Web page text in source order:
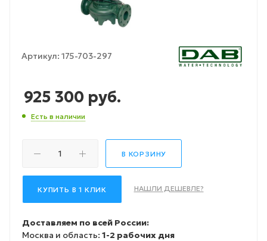
Артикул: 175-703-297
925 300 руб.
Есть в наличии
В КОРЗИНУ
КУПИТЬ В 1 КЛИК НАШЛИ ДЕШЕВЛЕ?
Доставляем по всей России:
Москва и область: 1-2 рабочих дня